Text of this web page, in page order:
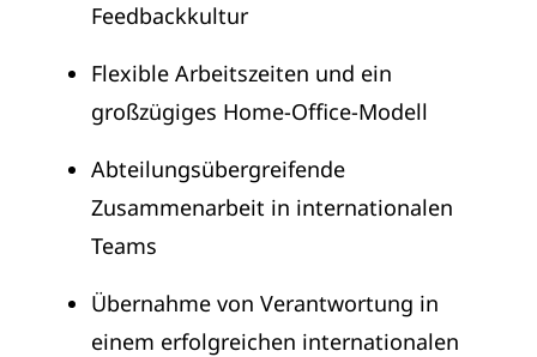
Feedbackkultur
Flexible Arbeitszeiten und ein
großzügiges Home-Office-Modell
Abteilungsübergreifende
Zusammenarbeit in internationalen
Teams
Übernahme von Verantwortung in
einem erfolgreichen internationalen